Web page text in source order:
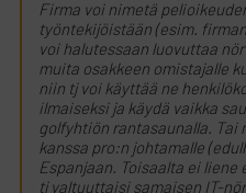
Firma voi nimetä
työntekijöistään (esim.
voi halutessaan luovuttaa
muita osakkeen omistajalle
niin tj voi käyttää ne
ilmaiseksi ja käydä vaikka
golfyhtiön rantasaunalla. Tai
kanssa pro:n johtamalle
Espanjaan. Toisaalta ei
tj valtuuttaisi samaisen IT-